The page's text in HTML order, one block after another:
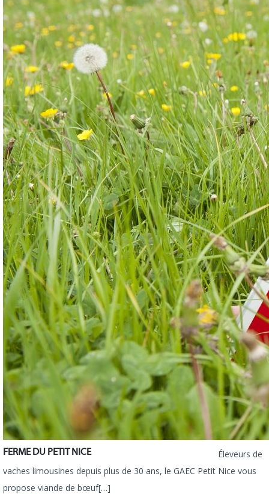
FERME DU PETIT NICE
Éleveurs de
vaches limousines depuis plus de 30 ans, le GAEC Petit Nice vous
propose viande de bœuf[…]